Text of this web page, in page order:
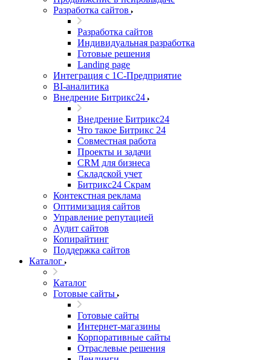
Разработка сайтов
Разработка сайтов
Индивидуальная разработка
Готовые решения
Landing page
Интеграция с 1С-Предприятие
BI-аналитика
Внедрение Битрикс24
Внедрение Битрикс24
Что такое Битрикс 24
Совместная работа
Проекты и задачи
СRМ для бизнеса
Складской учет
Битрикс24 Скрам
Контекстная реклама
Оптимизация сайтов
Управление репутацией
Аудит сайтов
Копирайтинг
Поддержка сайтов
Каталог
Каталог
Готовые сайты
Готовые сайты
Интернет-магазины
Корпоративные сайты
Отраслевые решения